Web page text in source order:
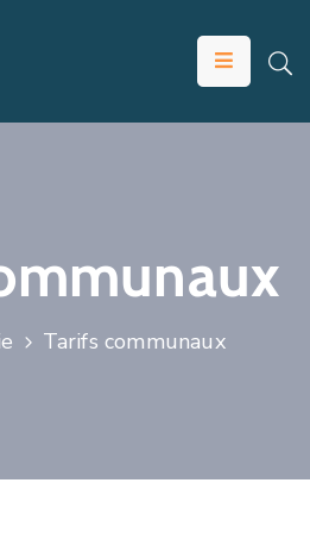
Tarifs communaux